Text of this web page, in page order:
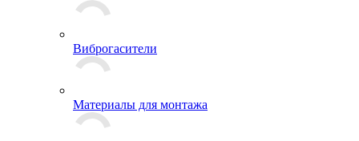
Виброгасители
Материалы для монтажа